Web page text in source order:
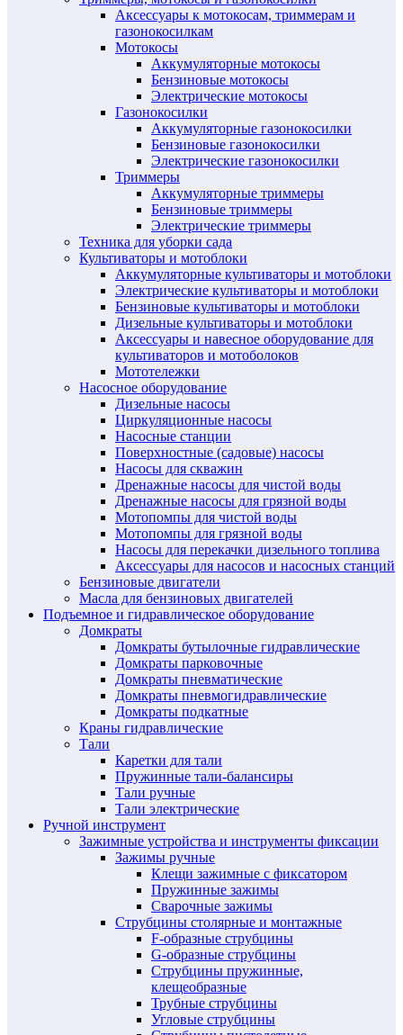
Аксессуары к мотокосам, триммерам и
газонокосилкам
Мотокосы
Аккумуляторные мотокосы
Бензиновые мотокосы
Электрические мотокосы
Газонокосилки
Аккумуляторные газонокосилки
Бензиновые газонокосилки
Электрические газонокосилки
Триммеры
Аккумуляторные триммеры
Бензиновые триммеры
Электрические триммеры
Техника для уборки сада
Культиваторы и мотоблоки
Аккумуляторные культиваторы и мотоблоки
Электрические культиваторы и мотоблоки
Бензиновые культиваторы и мотоблоки
Дизельные культиваторы и мотоблоки
Аксессуары и навесное оборудование для
культиваторов и мотоболоков
Мототележки
Насосное оборудование
Дизельные насосы
Циркуляционные насосы
Насосные станции
Поверхностные (садовые) насосы
Насосы для скважин
Дренажные насосы для чистой воды
Дренажные насосы для грязной воды
Мотопомпы для чистой воды
Мотопомпы для грязной воды
Насосы для перекачки дизельного топлива
Аксессуары для насосов и насосных станций
Бензиновые двигатели
Масла для бензиновых двигателей
Подъемное и гидравлическое оборудование
Домкраты
Домкраты бутылочные гидравлические
Домкраты парковочные
Домкраты пневматические
Домкраты пневмогидравлические
Домкраты подкатные
Краны гидравлические
Тали
Каретки для тали
Пружинные тали-балансиры
Тали ручные
Тали электрические
Ручной инструмент
Зажимные устройства и инструменты фиксации
Зажимы ручные
Клещи зажимные с фиксатором
Пружинные зажимы
Сварочные зажимы
Струбцины столярные и монтажные
F-образные струбцины
G-образные струбцины
Струбцины пружинные,
клещеобразные
Трубные струбцины
Угловые струбцины